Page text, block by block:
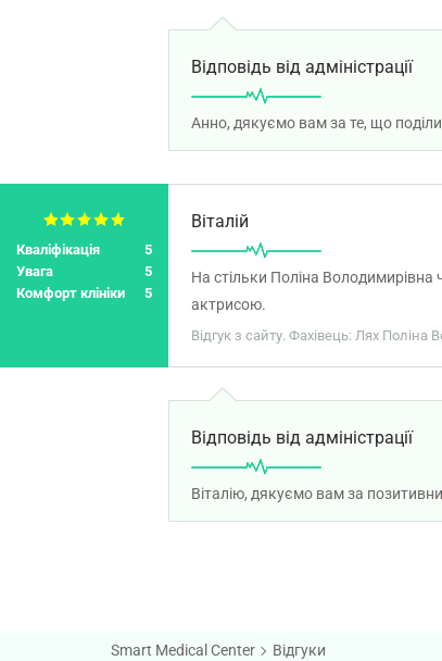
Відповідь від адміністрації
Анно, дякуємо вам за те, що
Кваліфікація
5
Увага
5
Комфорт клініки
5
Віталій
На стільки Поліна
актрисою.
Відгук з сайту. Фахівець: Лях
Відповідь від адміністрації
Віталію, дякуємо вам за
Smart Medical Center Відгуки